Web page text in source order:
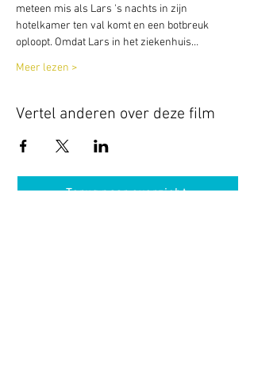
meteen mis als Lars 's nachts in zijn
hotelkamer ten val komt en een botbreuk
oploopt. Omdat Lars in het ziekenhuis…
Meer lezen >
Vertel anderen over deze film
Terug naar overzicht